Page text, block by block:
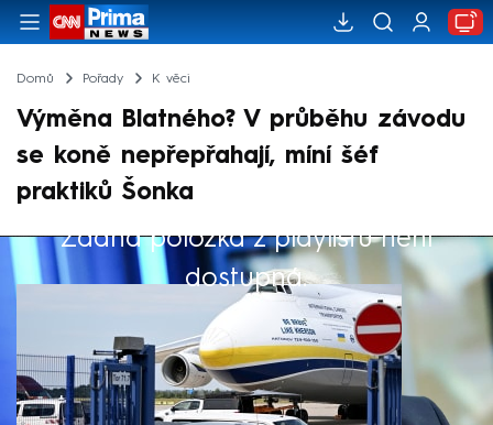
Domů Pořady K věci
Výměna Blatného? V průběhu závodu
se koně nepřepřahají, míní šéf
praktiků Šonka
Žádná položka z playlistu není
dostupná.
Výběr redakce